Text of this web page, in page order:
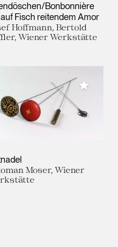
Bonbonnière
Fisch reitendem Amor
Hoffmann, Bertold
Wiener Werkstätte
hinzufügen
Moser, Wiener
Meiner